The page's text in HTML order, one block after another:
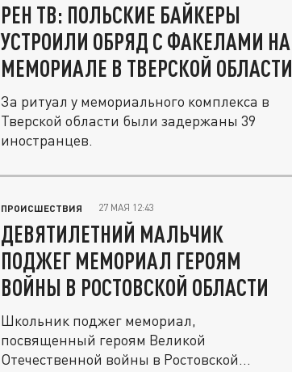
РЕН ТВ: ПОЛЬСКИЕ БАЙКЕРЫ
УСТРОИЛИ ОБРЯД С ФАКЕЛАМИ НА
МЕМОРИАЛЕ В ТВЕРСКОЙ ОБЛАСТИ
За ритуал у мемориального комплекса в
Тверской области были задержаны 39
иностранцев.
ПРОИСШЕСТВИЯ 27 МАЯ 12:43
ДЕВЯТИЛЕТНИЙ МАЛЬЧИК
ПОДЖЕГ МЕМОРИАЛ ГЕРОЯМ
ВОЙНЫ В РОСТОВСКОЙ ОБЛАСТИ
Школьник поджег мемориал,
посвященный героям Великой
Отечественной войны в Ростовской